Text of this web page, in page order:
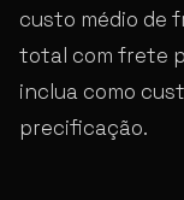
custo médio de
total com frete
inclua como
precificação.